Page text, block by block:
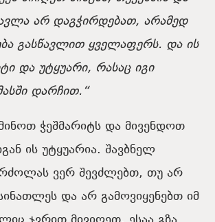
არ დაგჭირდებათ, არამედ
გასწავლით ყველაფერს. და ის
და უტყუარი, რასაც იგი
დარჩით.“
ჭეშმარიტს და მივენდოთ
ის უტყუარია. შავბნელ
ვერ შევძლებთ, თუ არ
და არ გამოვიყენებთ იმ